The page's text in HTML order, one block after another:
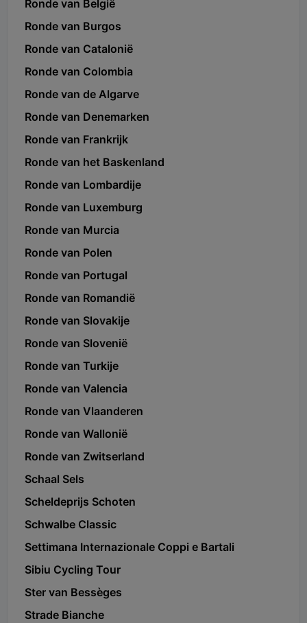
Ronde van België
Ronde van Burgos
Ronde van Catalonië
Ronde van Colombia
Ronde van de Algarve
Ronde van Denemarken
Ronde van Frankrijk
Ronde van het Baskenland
Ronde van Lombardije
Ronde van Luxemburg
Ronde van Murcia
Ronde van Polen
Ronde van Portugal
Ronde van Romandië
Ronde van Slovakije
Ronde van Slovenië
Ronde van Turkije
Ronde van Valencia
Ronde van Vlaanderen
Ronde van Wallonië
Ronde van Zwitserland
Schaal Sels
Scheldeprijs Schoten
Schwalbe Classic
Settimana Internazionale Coppi e Bartali
Sibiu Cycling Tour
Ster van Bessèges
Strade Bianche